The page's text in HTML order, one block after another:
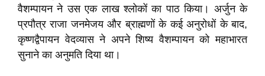
वैशम्पायन ने उस एक लाख श्लोकों का पाठ किया। अर्जुन के
प्रपौत्र राजा जनमेजय और ब्राह्मणों के कई अनुरोधों के बाद,
कृष्णद्वैपायन वेदव्यास ने अपने शिष्य वैशम्पायन को महाभारत
सुनाने का अनुमति दिया था।